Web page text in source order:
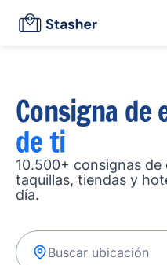
Consigna de
de ti
10.500+ consignas
taquillas, tiendas y
día.